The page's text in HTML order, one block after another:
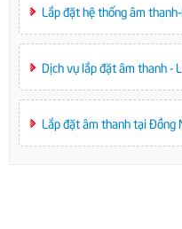
Lắp đặt hệ thống âm
Dịch vụ lắp đặt âm thanh -
Lắp đặt âm thanh tại Đồng